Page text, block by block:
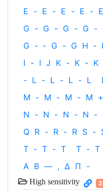
E - E - E - E - E
G - G - G - G -
G - ‐ G - G H ‐
I - I J K - K - K
- L - L - L - L
M - M - M - M +
N - N - N - N -
Q R - R - R S -
T - T - T T - T
Α Β — , Δ Π -
High sensitivity 2